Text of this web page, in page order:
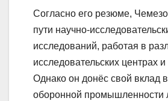
Согласно его резюме,
пути научно-
исследований, работая в
исследовательских центрах и
Однако он донёс свой вклад
оборонной промышленности